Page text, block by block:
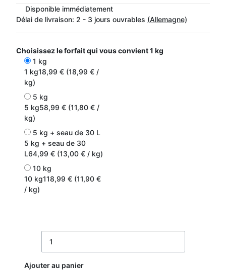
Disponible immédiatement
Délai de livraison: 2 - 3 jours ouvrables (Allemagne)
Choisissez le forfait qui vous convient1 kg
1 kg
1 kg18,99 € (18,99 € /
kg)
5 kg
5 kg58,99 € (11,80 € /
kg)
5 kg + seau de 30 L
5 kg + seau de 30
L64,99 € (13,00 € / kg)
10 kg
10 kg118,99 € (11,90 €
/ kg)
Ajouter au panier